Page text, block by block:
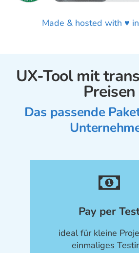
Made & hosted with ♥
UX-Tool mit
Preisen
Das passende
Pay per
ideal für kleine
einmaliges